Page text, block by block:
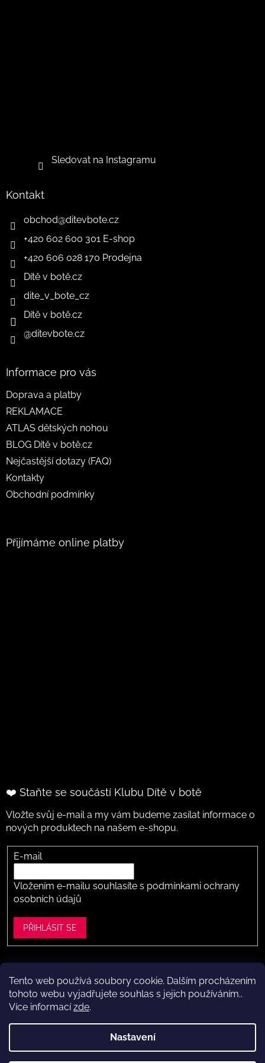
Tento web používá soubory cookie. Dalším procházením
tohoto webu vyjadřujete souhlas s jejich používáním..
Více informacízde.
Nastavení
Sledovat na Instagramu
Kontakt
obchod@ditevbote.cz
+420 602 600 301 E-shop
+420 606 028 170 Prodejna
Dítě v botě.cz
dite_v_bote_cz
Dítě v botě.cz
@ditevbote.cz
Informace pro vás
Doprava a platby
REKLAMACE
ATLAS dětských nohou
BLOG Dítě v botě.cz
Nejčastější dotazy (FAQ)
Kontakty
Obchodní podmínky
Přijímáme online platby
❤️ Staňte se součástí Klubu Dítě v botě
Vložte svůj e-mail a my vám budeme zasílat informace o
nových produktech na našem e-shopu.
E-mail
Vložením e-mailu souhlasíte s podmínkami ochrany
osobních údajů
PŘIHLÁSIT SE
Vytvořil Shoptet
Upravit nastavení cookies